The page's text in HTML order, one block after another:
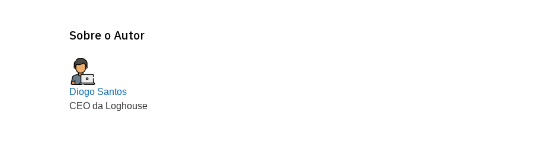
Sobre o Autor
Diogo Santos
CEO da Loghouse